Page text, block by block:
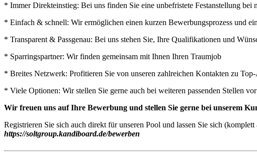
* Immer Direkteinstieg: Bei uns finden Sie eine unbefristete Festanstellung bei
* Einfach & schnell: Wir ermöglichen einen kurzen Bewerbungsprozess und
* Transparent & Passgenau: Bei uns stehen Sie, Ihre Qualifikationen und
* Sparringspartner: Wir finden gemeinsam mit Ihnen Ihren Traumjob
* Breites Netzwerk: Profitieren Sie von unseren zahlreichen Kontakten zu
* Viele Optionen: Wir stellen Sie gerne auch bei weiteren passenden Stellen
Wir freuen uns auf Ihre Bewerbung und stellen Sie gerne bei unserem
Registrieren Sie sich auch direkt für unseren Pool und lassen Sie sich
https://soltgroup.kandiboard.de/bewerben